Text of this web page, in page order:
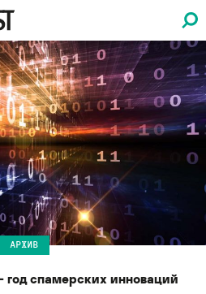
АРХИВ
год спамерских инноваций